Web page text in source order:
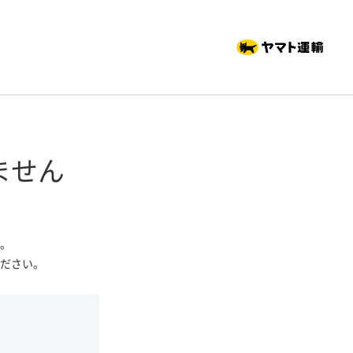
せん
さい。